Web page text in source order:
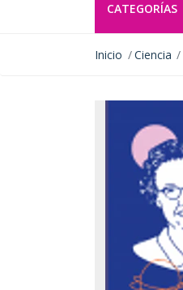
CATEGORÍAS
Inicio Ciencia